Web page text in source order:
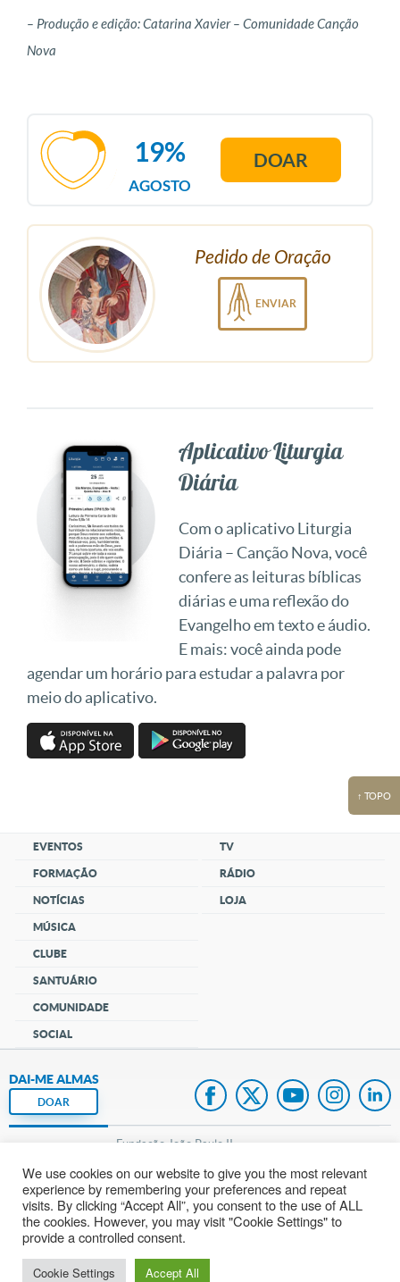
– Produção e edição: Catarina Xavier – Comunidade Canção
Nova
AGOSTO
19% DOAR
Pedido de Oração
ENVIAR
Aplicativo Liturgia
Diária
Com o aplicativo Liturgia
Diária – Canção Nova, você
confere as leituras bíblicas
diárias e uma reflexão do
Evangelho em texto e áudio.
E mais: você ainda pode
agendar um horário para estudar a palavra por
meio do aplicativo.
↑ TOPO
EVENTOS
FORMAÇÃO
NOTÍCIAS
MÚSICA
CLUBE
SANTUÁRIO
COMUNIDADE
SOCIAL
TV
RÁDIO
LOJA
DAI-ME ALMAS
DOAR
Fundação João Paulo II
Pedido de Oração
Mapa do site
We use cookies on our website to give you the most relevant
experience by remembering your preferences and repeat
visits. By clicking “Accept All”, you consent to the use of ALL
the cookies. However, you may visit "Cookie Settings" to
provide a controlled consent.
Cookie Settings Accept All